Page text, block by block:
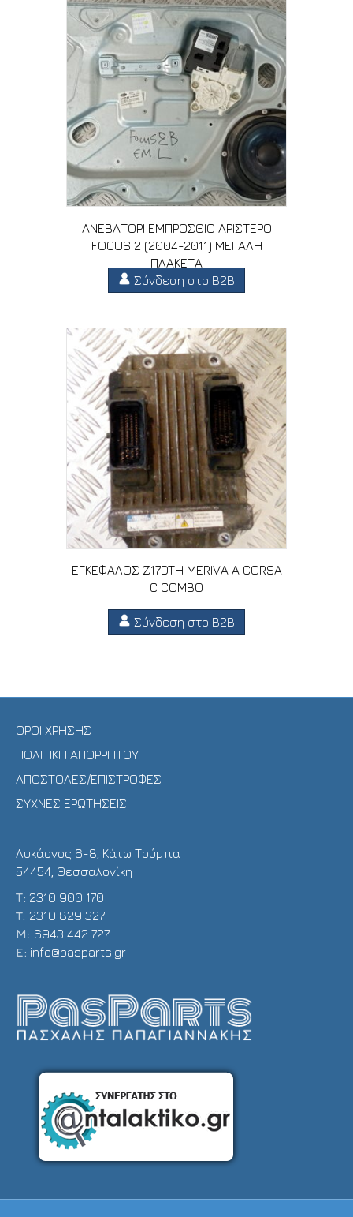
ΑΝΕΒΑΤΟΡΙ ΕΜΠΡΟΣΘΙΟ ΑΡΙΣΤΕΡΟ
FOCUS 2 (2004-2011) ΜΕΓΑΛΗ
ΠΛΑΚΕΤΑ
Σύνδεση στο B2B
ΕΓΚΕΦΑΛΟΣ Z17DTH MERIVA A CORSA
C COMBO
Σύνδεση στο B2B
ΟΡΟΙ ΧΡΗΣΗΣ
ΠΟΛΙΤΙΚΗ ΑΠΟΡΡΗΤΟΥ
ΑΠΟΣΤΟΛΕΣ/ΕΠΙΣΤΡΟΦΕΣ
ΣΥΧΝΕΣ ΕΡΩΤΗΣΕΙΣ
Λυκάονος 6-8, Κάτω Τούμπα
54454, Θεσσαλονίκη
Τ: 2310 900 170
T: 2310 829 327
Μ: 6943 442 727
E: info@pasparts.gr